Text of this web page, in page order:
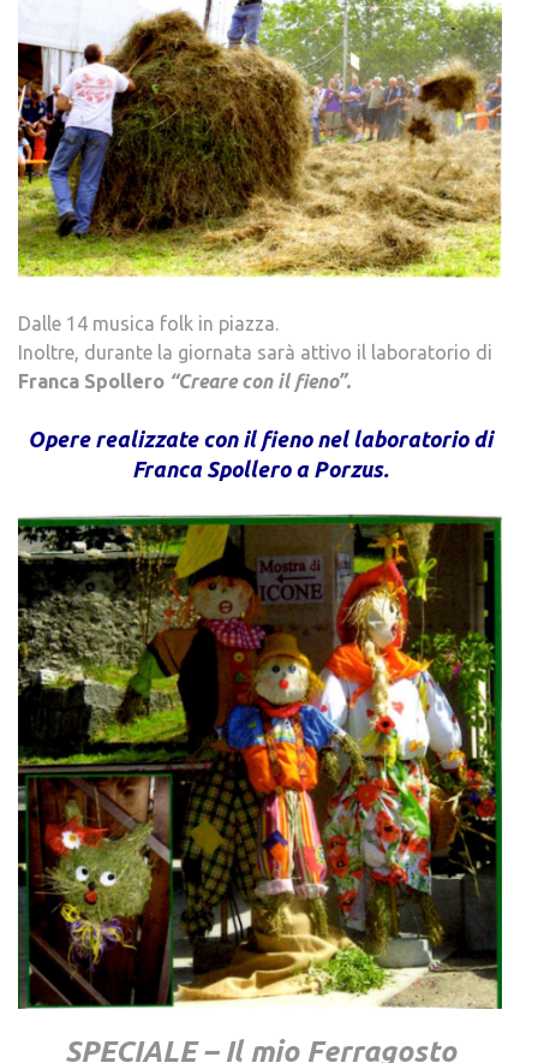
Dalle 14 musica folk in piazza.
Inoltre, durante la giornata sarà attivo il laboratorio di
Franca Spollero “Creare con il fieno”.
Opere realizzate con il fieno nel laboratorio di
Franca Spollero a Porzus.
SPECIALE – Il mio Ferragosto